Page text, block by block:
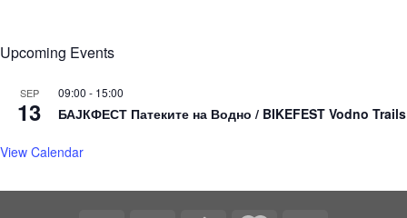
Upcoming Events
SEP
13
09:00 - 15:00
БАЈКФЕСТ Патеките на Водно / BIKEFEST Vodno Trails
View Calendar